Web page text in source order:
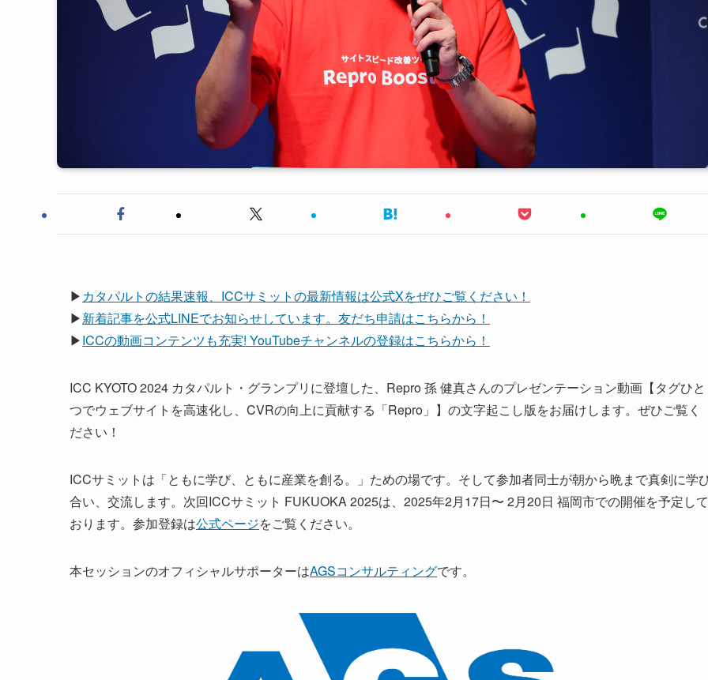
▶ カタパルトの結果速報、ICCサミットの最新情報は公式Xをぜひご覧ください！
▶新着記事を公式LINEでお知らせしています。友だち申請はこちらから！
▶ICCの動画コンテンツも充実! YouTubeチャンネルの登録はこちらから！
ICC KYOTO 2024 カタパルト・グランプリに登壇した、Repro 孫 健真さんのプレゼンテーション動画【タグひと
つでウェブサイトを高速化し、CVRの向上に貢献する「Repro」】の文字起こし版をお届けします。ぜひご覧く
ださい！
ICCサミットは「ともに学び、ともに産業を創る。」ための場です。そして参加者同士が朝から晩まで真剣に学
合い、交流します。次回ICCサミット FUKUOKA 2025は、2025年2月17日〜 2月20日 福岡市での開催を予定して
おります。参加登録は公式ページをご覧ください。
本セッションのオフィシャルサポーターはAGSコンサルティングです。